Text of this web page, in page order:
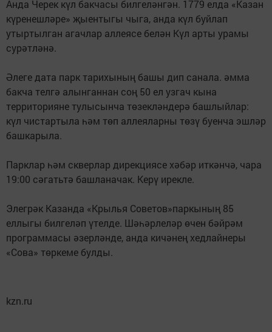
Анда Черек күл бакчасы билгеләнгән. 1779 елда «Казан
күренешләре» җыентыгы чыга, анда күл буйлап
утыртылган агачлар аллеясе белән Күл арты урамы
сурәтләнә.
Әлеге дата парк тарихының башы дип санала. әмма
бакча телгә алынганнан соң 50 ел узгач кына
территорияне тулысынча төзекләндерә башлыйлар:
күл чистартыла һәм төп аллеяларны төзү буенча эшләр
башкарыла.
Парклар һәм скверлар дирекциясе хәбәр иткәнчә, чара
19:00 сәгатьтә башланачак. Керү ирекле.
Элегрәк Казанда «Крылья Советов»паркының 85
еллыгы билгеләп үтелде. Шәһәрлеләр өчен бәйрәм
программасы әзерләнде, анда кичәнең хедлайнеры
«Сова» төркеме булды.
kzn.ru